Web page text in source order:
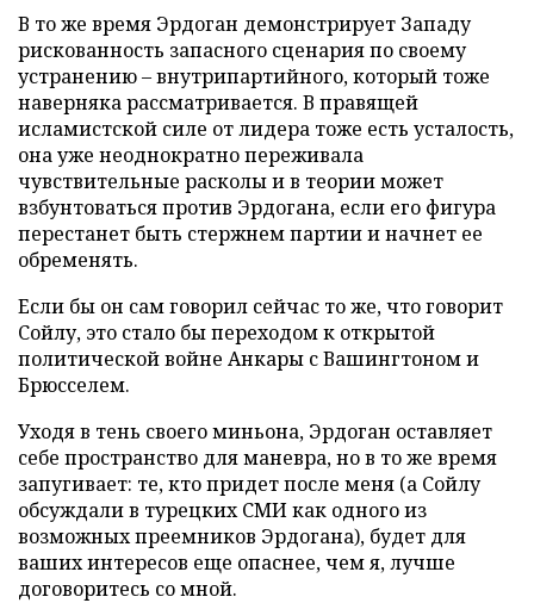
В то же время Эрдоган демонстрирует Западу
рискованность запасного сценария по своему
устранению – внутрипартийного, который тоже
наверняка рассматривается. В правящей
исламистской силе от лидера тоже есть усталость,
она уже неоднократно переживала
чувствительные расколы и в теории может
взбунтоваться против Эрдогана, если его фигура
перестанет быть стержнем партии и начнет ее
обременять.
Если бы он сам говорил сейчас то же, что говорит
Сойлу, это стало бы переходом к открытой
политической войне Анкары с Вашингтоном и
Брюсселем.
Уходя в тень своего миньона, Эрдоган оставляет
себе пространство для маневра, но в то же время
запугивает: те, кто придет после меня (а Сойлу
обсуждали в турецких СМИ как одного из
возможных преемников Эрдогана), будет для
ваших интересов еще опаснее, чем я, лучше
договоритесь со мной.